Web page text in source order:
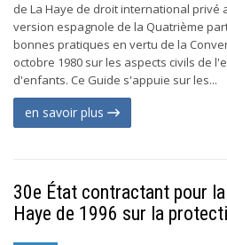
de La Haye de droit international privé
version espagnole de la Quatrième
bonnes pratiques en vertu de la
octobre 1980 sur les aspects civils de
d'enfants. Ce Guide s'appuie sur les...
en savoir plus
30e État contractant pour
Haye de 1996 sur la